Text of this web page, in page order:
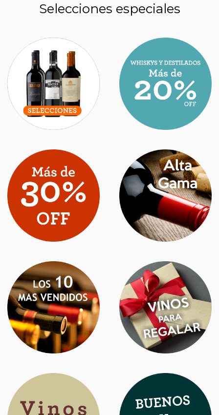
2026
Selecciones especiales